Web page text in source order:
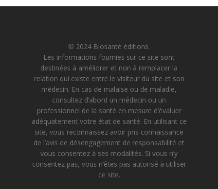
© 2024 Biosanté éditions.
Les informations fournies sur ce site sont
destinées à améliorer et non à remplacer la
relation qui existe entre le visiteur du site et son
médecin. En cas de malaise ou de maladie,
consultez d’abord un médecin ou un
professionnel de la santé en mesure d’évaluer
adéquatement votre état de santé. En utilisant ce
site, vous reconnaissez avoir pris connaissance
de l’avis de désengagement de responsabilité et
vous consentez à ses modalités. Si vous n’y
consentez pas, vous n’êtes pas autorisé à utiliser
ce site.